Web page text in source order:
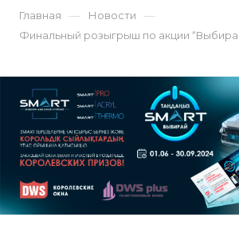
Главная — Новости —
Финальный розыгрыш по акции